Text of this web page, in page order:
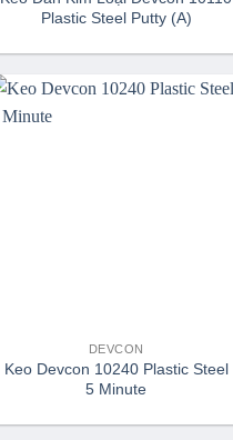
Plastic Steel Putty (A)
DEVCON
Keo Devcon 10240 Plastic Steel
5 Minute